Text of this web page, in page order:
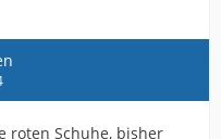
roten Schuhe, bisher